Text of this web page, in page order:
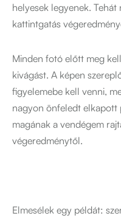
helyesek legyenek. Tehát
kattintgatás
Minden fotó előtt meg
kivágást. A képen
figyelemebe kell venni,
nagyon önfeledt elkapott
magának a vendégem
végeredménytől.
Elmesélek egy példát: